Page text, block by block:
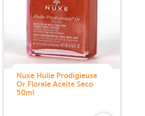
Nuxe Huile Prodigieuse
Or Florale Aceite Seco
50ml